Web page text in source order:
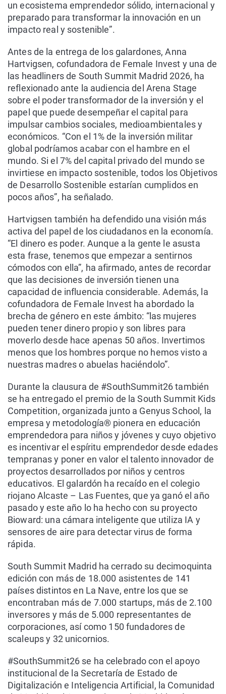
un ecosistema emprendedor sólido, internacional y
preparado para transformar la innovación en un
impacto real y sostenible”.
Antes de la entrega de los galardones, Anna
Hartvigsen, cofundadora de Female Invest y una de
las headliners de South Summit Madrid 2026, ha
reflexionado ante la audiencia del Arena Stage
sobre el poder transformador de la inversión y el
papel que puede desempeñar el capital para
impulsar cambios sociales, medioambientales y
económicos. “Con el 1% de la inversión militar
global podríamos acabar con el hambre en el
mundo. Si el 7% del capital privado del mundo se
invirtiese en impacto sostenible, todos los Objetivos
de Desarrollo Sostenible estarían cumplidos en
pocos años”, ha señalado.
Hartvigsen también ha defendido una visión más
activa del papel de los ciudadanos en la economía.
“El dinero es poder. Aunque a la gente le asusta
esta frase, tenemos que empezar a sentirnos
cómodos con ella”, ha afirmado, antes de recordar
que las decisiones de inversión tienen una
capacidad de influencia considerable. Además, la
cofundadora de Female Invest ha abordado la
brecha de género en este ámbito: “las mujeres
pueden tener dinero propio y son libres para
moverlo desde hace apenas 50 años. Invertimos
menos que los hombres porque no hemos visto a
nuestras madres o abuelas haciéndolo”.
Durante la clausura de #SouthSummit26 también
se ha entregado el premio de la South Summit Kids
Competition, organizada junto a Genyus School, la
empresa y metodología® pionera en educación
emprendedora para niños y jóvenes y cuyo objetivo
es incentivar el espíritu emprendedor desde edades
tempranas y poner en valor el talento innovador de
proyectos desarrollados por niños y centros
educativos. El galardón ha recaído en el colegio
riojano Alcaste – Las Fuentes, que ya ganó el año
pasado y este año lo ha hecho con su proyecto
Bioward: una cámara inteligente que utiliza IA y
sensores de aire para detectar virus de forma
rápida.
South Summit Madrid ha cerrado su decimoquinta
edición con más de 18.000 asistentes de 141
países distintos en La Nave, entre los que se
encontraban más de 7.000 startups, más de 2.100
inversores y más de 5.000 representantes de
corporaciones, así como 150 fundadores de
scaleups y 32 unicornios.
#SouthSummit26 se ha celebrado con el apoyo
institucional de la Secretaría de Estado de
Digitalización e Inteligencia Artificial, la Comunidad